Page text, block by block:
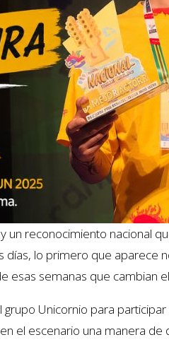
un reconocimiento nacional
días, lo primero que aparece
esas semanas que
Unicornio para
el escenario una manera